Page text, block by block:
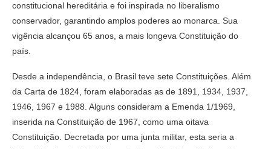
constitucional hereditária e foi inspirada no liberalismo
conservador, garantindo amplos poderes ao monarca. Sua
vigência alcançou 65 anos, a mais longeva Constituição do
país.
Desde a independência, o Brasil teve sete Constituições. Além
da Carta de 1824, foram elaboradas as de 1891, 1934, 1937,
1946, 1967 e 1988. Alguns consideram a Emenda 1/1969,
inserida na Constituição de 1967, como uma oitava
Constituição. Decretada por uma junta militar, esta seria a